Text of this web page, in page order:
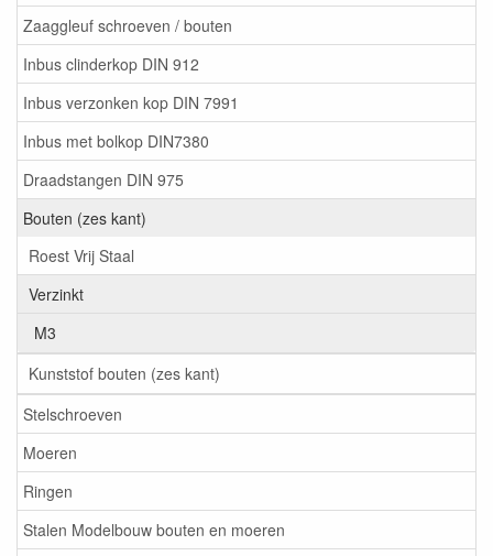
Zaaggleuf schroeven / bouten
Inbus clinderkop DIN 912
Inbus verzonken kop DIN 7991
Inbus met bolkop DIN7380
Draadstangen DIN 975
Bouten (zes kant)
Roest Vrij Staal
Verzinkt
M3
Kunststof bouten (zes kant)
Stelschroeven
Moeren
Ringen
Stalen Modelbouw bouten en moeren